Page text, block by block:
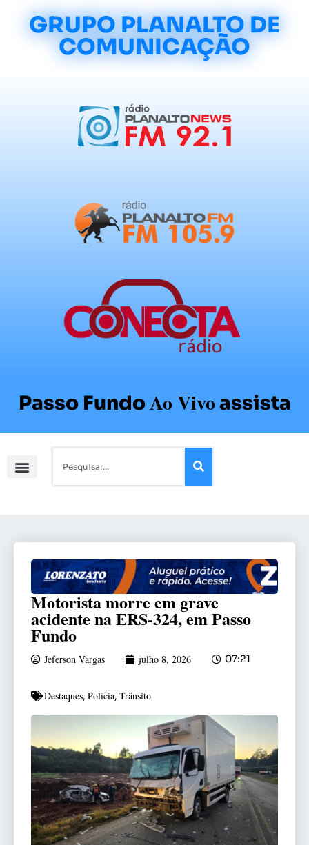
GRUPO PLANALTO DE
COMUNICAÇÃO
Passo FundoAo Vivoassista
Motorista morre em grave
acidente na ERS-324, em Passo
Fundo
Jeferson Vargas julho 8, 2026 07:21
Destaques, Polícia, Trânsito